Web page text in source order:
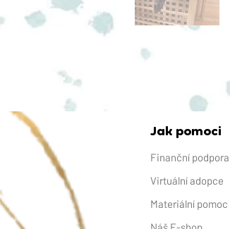
Jak pomoci
Finanční podpora
Virtuální adopce
Materiální pomoc